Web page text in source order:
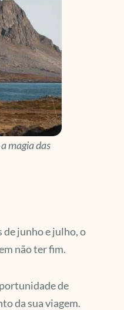
magia das
de junho e julho, o
não ter fim.
de
da sua viagem.